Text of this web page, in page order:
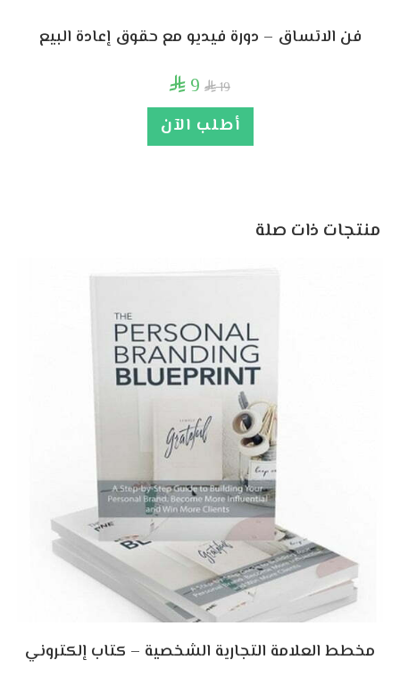
فن الاتساق – دورة فيديو مع حقوق إعادة البيع
19
 9
أطلب الآن
منتجات ذات صلة
مخطط العلامة التجارية الشخصية – كتاب إلكتروني